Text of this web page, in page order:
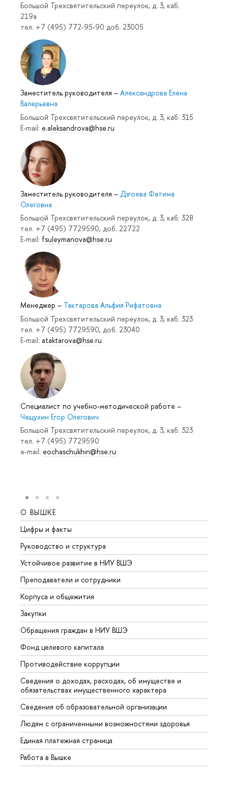
Большой Трехсвятительский переулок, д. 3, каб.
219a
тел. +7 (495) 772-95-90 доб. 23005
Заместитель руководителя – Александрова Елена
Валерьевна
Большой Трехсвятительский переулок, д. 3, каб. 315
E-mail: e.aleksandrova@hse.ru
Заместитель руководителя – Дзгоева Фатима
Олеговна
Большой Трехсвятительский переулок, д. 3, каб. 328
тел. +7 (495) 7729590, доб. 22722
E-mail: fsuleymanova@hse.ru
Менеджер – Тактарова Альфия Рифатовна
Большой Трехсвятительский переулок, д. 3, каб. 323
тел. +7 (495) 7729590, доб. 23040
E-mail: ataktarova@hse.ru
Специалист по учебно-методической работе –
Чащухин Егор Олегович
Большой Трехсвятительский переулок, д. 3, каб. 323
тел. +7 (495) 7729590
e-mail: eochaschukhin@hse.ru
О ВЫШКЕ
Цифры и факты
Руководство и структура
Устойчивое развитие в НИУ ВШЭ
Преподаватели и сотрудники
Корпуса и общежития
Закупки
Обращения граждан в НИУ ВШЭ
Фонд целевого капитала
Противодействие коррупции
Сведения о доходах, расходах, об имуществе и
обязательствах имущественного характера
Сведения об образовательной организации
Людям с ограниченными возможностями здоровья
Единая платежная страница
Работа в Вышке